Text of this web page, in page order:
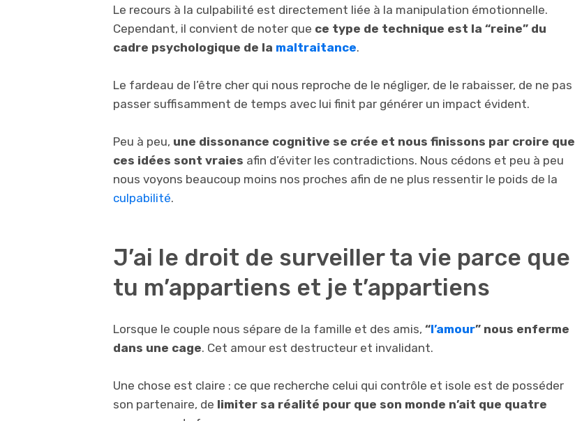
Le recours à la culpabilité est directement liée à la manipulation émotionnelle.
Cependant, il convient de noter que ce type de technique est la “reine” du
cadre psychologique de la maltraitance.
Le fardeau de l’être cher qui nous reproche de le négliger, de le rabaisser, de ne pas
passer suffisamment de temps avec lui finit par générer un impact évident.
Peu à peu, une dissonance cognitive se crée et nous finissons par croire que
ces idées sont vraies afin d’éviter les contradictions. Nous cédons et peu à peu
nous voyons beaucoup moins nos proches afin de ne plus ressentir le poids de la
culpabilité.
J’ai le droit de surveiller ta vie parce que
tu m’appartiens et je t’appartiens
Lorsque le couple nous sépare de la famille et des amis, “l’amour” nous enferme
dans une cage. Cet amour est destructeur et invalidant.
Une chose est claire : ce que recherche celui qui contrôle et isole est de posséder
son partenaire, de limiter sa réalité pour que son monde n’ait que quatre